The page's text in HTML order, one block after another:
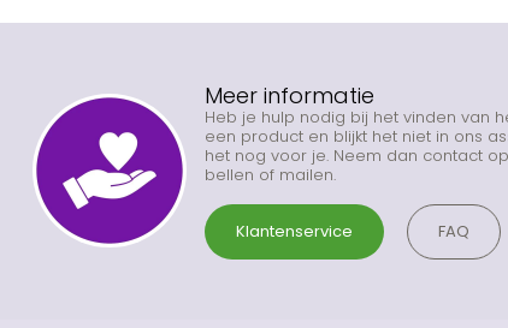
Meer informatie
Heb je hulp nodig bij het vinden van
een product en blijkt het niet in ons
het nog voor je. Neem dan contact
bellen of mailen.
Klantenservice FAQ